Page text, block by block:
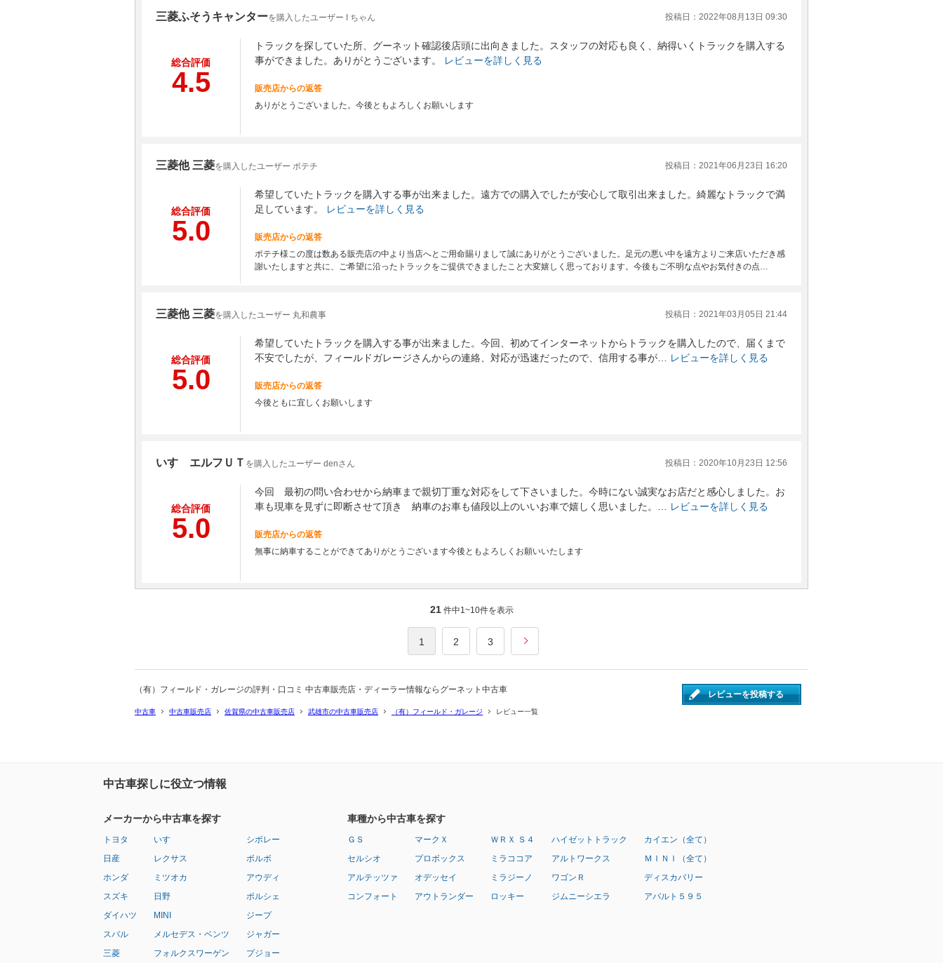
三菱ふそうキャンターを購入したユーザー I ちゃん 投稿日：2022年08月13日 09:30
総合評価
4.5
トラックを探していた所、グーネット確認後店頭に出向きました。スタッフの対応も良く、納得いくトラックを購入する
事ができました。ありがとうございます。
レビューを詳しく見る
販売店からの返答
ありがとうございました。今後ともよろしくお願いします
三菱他 三菱を購入したユーザー ポテチ 投稿日：2021年06月23日 16:20
総合評価
5.0
希望していたトラックを購入する事が出来ました。遠方での購入でしたが安心して取引出来ました。綺麗なトラックで満
足しています。
レビューを詳しく見る
販売店からの返答
ポテチ様この度は数ある販売店の中より当店へとご用命賜りまして誠にありがとうございました。足元の悪い中を遠方よりご来店いただき感
謝いたしますと共に、ご希望に沿ったトラックをご提供できましたこと大変嬉しく思っております。今後もご不明な点やお気付きの点…
三菱他 三菱を購入したユーザー 丸和農事 投稿日：2021年03月05日 21:44
総合評価
5.0
希望していたトラックを購入する事が出来ました。今回、初めてインターネットからトラックを購入したので、届くまで
不安でしたが、フィールドガレージさんからの連絡、対応が迅速だったので、信用する事が…
レビューを詳しく見る
販売店からの返答
今後ともに宜しくお願いします
いすゞエルフＵＴ を購入したユーザー denさん 投稿日：2020年10月23日 12:56
総合評価
5.0
今回 最初の問い合わせから納車まで親切丁重な対応をして下さいました。今時にない誠実なお店だと感心しました。お
車も現車を見ずに即断させて頂き 納車のお車も値段以上のいいお車で嬉しく思いました。…
レビューを詳しく見る
販売店からの返答
無事に納車することができてありがとうございます今後ともよろしくお願いいたします
21 件中1~10件を表示
1 2 3
（有）フィールド・ガレージの評判・口コミ 中古車販売店・ディーラー情報ならグーネット中古車 レビューを投稿する
中古車 中古車販売店 佐賀県の中古車販売店 武雄市の中古車販売店 （有）フィールド・ガレージ レビュー一覧
中古車探しに役立つ情報
メーカーから中古車を探す
トヨタ
日産
ホンダ
スズキ
ダイハツ
スバル
三菱
いすゞ
レクサス
ミツオカ
日野
MINI
メルセデス・ベンツ
フォルクスワーゲン
シボレー
ボルボ
アウディ
ポルシェ
ジープ
ジャガー
プジョー
車種から中古車を探す
ＧＳ
セルシオ
アルテッツァ
コンフォート
マークＸ
プロボックス
オデッセイ
アウトランダー
ＷＲＸ Ｓ４
ミラココア
ミラジーノ
ロッキー
ハイゼットトラック
アルトワークス
ワゴンＲ
ジムニーシエラ
カイエン（全て）
ＭＩＮＩ（全て）
ディスカバリー
アバルト５９５